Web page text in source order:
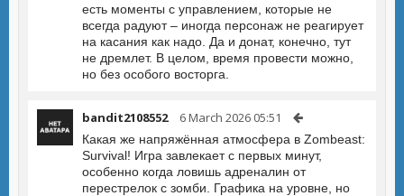
есть моменты с управлением, которые не
всегда радуют – иногда персонаж не реагирует
на касания как надо. Да и донат, конечно, тут
не дремлет. В целом, время провести можно,
но без особого восторга.
bandit2108552 6 March 2026 05:51
Какая же напряжённая атмосфера в Zombeast:
Survival! Игра завлекает с первых минут,
особенно когда ловишь адреналин от
перестрелок с зомби. Графика на уровне, но